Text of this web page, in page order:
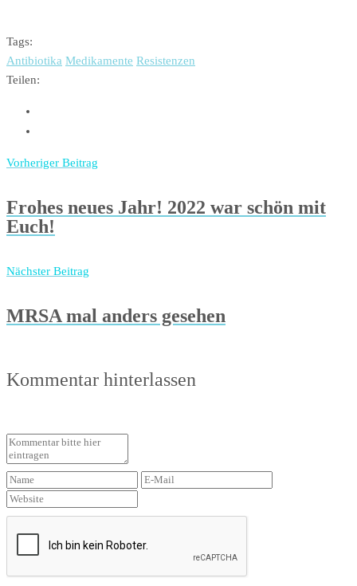
Tags:
Antibiotika Medikamente Resistenzen
Teilen:
Vorheriger Beitrag
Frohes neues Jahr! 2022 war schön mit
Euch!
Nächster Beitrag
MRSA mal anders gesehen
Kommentar hinterlassen